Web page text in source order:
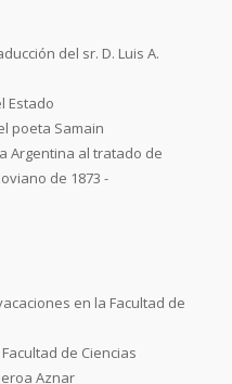
del sr. D. Luis A.
Estado
poeta Samain
Argentina al tratado de
de 1873 -
en la Facultad de
de Ciencias
Aznar